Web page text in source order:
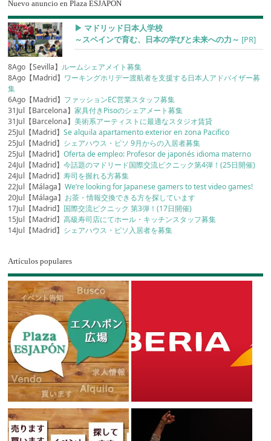
Nuevo anuncio en Plaza ESJAPÓN
▶︎ マドリッド日本人学校
～スペインで育む、日本の学びと未来への力～ [PR]
8Ago【Sevilla】 ルームシェアメイト募集
8Ago【Madrid】 ワーキングホリデー渡航者を支援する日本人アドバイザー募
集
6Ago【Madrid】 ファッションEC営業スタッフ募集
31Jul【Barcelona】家具付きPisoのシェアメート募集
31Jul【Barcelona】美術系アーティストに最適なスタジオ賃貸
25Jul【Madrid】Se alquila apartamento exterior en zona Pacifico
25Jul【Madrid】 シェアハウス・ピソ 9月からの入居者募集
25Jul【Madrid】Oferta de empleo: Profesor de japonés idioma materno
24Jul【Madrid】今話題のマドリード国際交流ピクニック第4弾！(25日開催)
24Jul【Madrid】寿司を握れる方募集
22Jul【Málaga】We’re looking for Japanese gamers to test video games!
20Jul【Málaga】 お茶・情報交換できる方を探しています
17Jul【Madrid】 国際交流ピクニック 第3弾！(17日開催)
15Jul【Madrid】高級寿司店にてホール・キッチンスタッフ募集
14Jul【Madrid】 シェアハウス・ピソ入居者を募集
Artículos populares